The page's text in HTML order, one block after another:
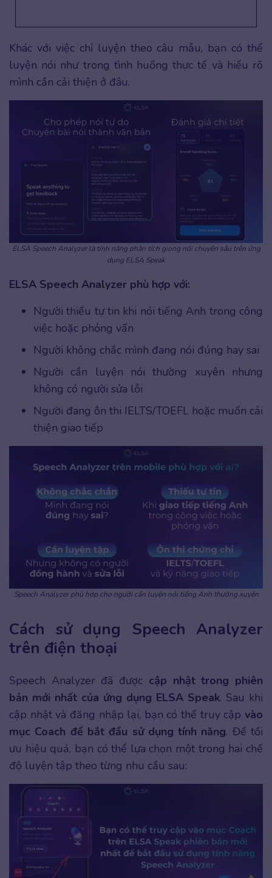
Khác với việc chỉ luyện theo câu mẫu, bạn có thể
luyện nói như trong tình huống thực tế và hiểu rõ
mình cần cải thiện ở đâu.
ELSA Speech Analyzer là tính năng phân tích giọng nói chuyên sâu trên ứng
dụng ELSA Speak
ELSA Speech Analyzer phù hợp với:
Người thiếu tự tin khi nói tiếng Anh trong công
việc hoặc phỏng vấn
Người không chắc mình đang nói đúng hay sai
Người cần luyện nói thường xuyên nhưng
không có người sửa lỗi
Người đang ôn thi IELTS/TOEFL hoặc muốn cải
thiện giao tiếp
Speech Analyzer phù hợp cho người cần luyện nói tiếng Anh thường xuyên
Cách sử dụng Speech Analyzer
trên điện thoại
Speech Analyzer đã được cập nhật trong phiên
bản mới nhất của ứng dụng ELSA Speak. Sau khi
cập nhật và đăng nhập lại, bạn có thể truy cập vào
mục Coach để bắt đầu sử dụng tính năng. Để tối
ưu hiệu quả, bạn có thể lựa chọn một trong hai chế
độ luyện tập theo từng nhu cầu sau: